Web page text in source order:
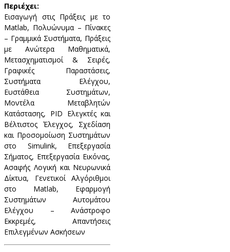
Περιέχει:
Εισαγωγή στις Πράξεις με το
Matlab, Πολυώνυμα – Πίνακες
– Γραμμικά Συστήματα, Πράξεις
με Ανώτερα Μαθηματικά,
Μετασχηματισμοί & Σειρές,
Γραφικές Παραστάσεις,
Συστήματα Ελέγχου,
Ευστάθεια Συστημάτων,
Μοντέλα Μεταβλητών
Κατάστασης, PID Ελεγκτές και
Βέλτιστος Έλεγχος, Σχεδίαση
και Προσομοίωση Συστημάτων
στο Simulink, Επεξεργασία
Σήματος, Επεξεργασία Εικόνας,
Ασαφής Λογική και Νευρωνικά
Δίκτυα, Γενετικοί Αλγόριθμοι
στο Matlab, Εφαρμογή
Συστημάτων Αυτομάτου
Ελέγχου – Ανάστροφο
Εκκρεμές, Απαντήσεις
Επιλεγμένων Ασκήσεων